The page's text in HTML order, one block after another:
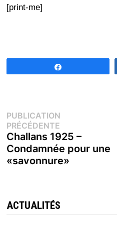
[print-me]
Navigation
de
l’article
PUBLICATION
PRÉCÉDENTEPublication
précédente :
Challans 1925 –
Condamnée pour une
«savonnure»
ACTUALITÉS